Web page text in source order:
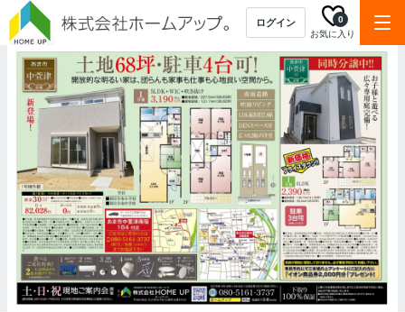
ログイン
お気に入り
0